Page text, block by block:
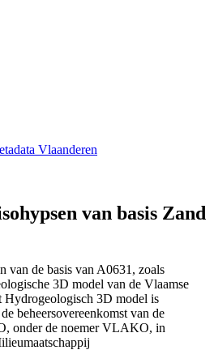
Vlaanderen
van basis Zand
van de basis van A0631, zoals
3D model van de Vlaamse
Hydrogeologisch 3D model is
beheersovereenkomst van de
onder de noemer VLAKO, in